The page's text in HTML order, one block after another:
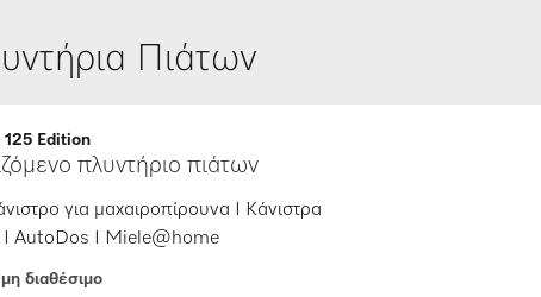
Πιάτων
125 Edition
πλυντήριο πιάτων
για μαχαιροπίρουνα I Κάνιστρα
I AutoDos I Miele@home
διαθέσιμο